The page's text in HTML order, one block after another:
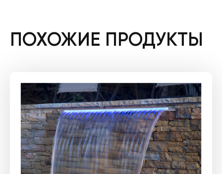
ПОХОЖИЕ ПРОДУКТЫ